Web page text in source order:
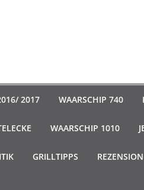
2017 WAARSCHIP 740
WAARSCHIP 1010
GRILLTIPPS REZENSION